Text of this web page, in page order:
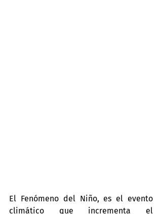
El Fenómeno del Niño, es el evento
climático que incrementa el